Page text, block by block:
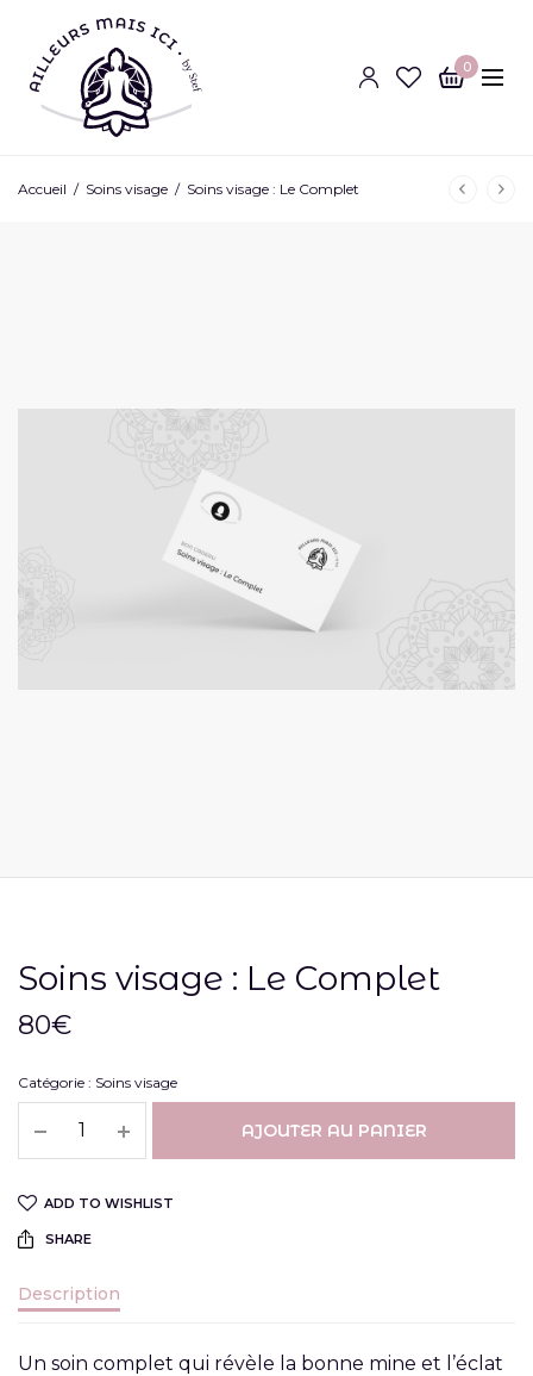
0
Accueil / Soins visage / Soins visage : Le Complet
Soins visage : Le Complet
80€
Catégorie : Soins visage
AJOUTER AU PANIER
ADD TO WISHLIST
SHARE
Description
Un soin complet qui révèle la bonne mine et l’éclat